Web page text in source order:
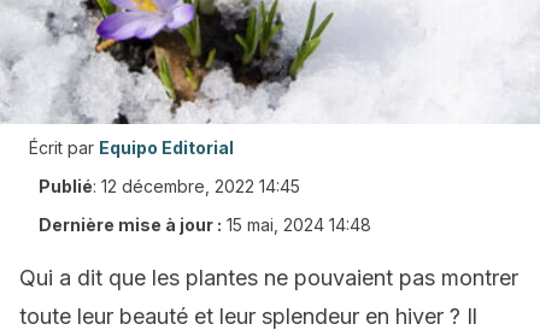
Écrit par Equipo Editorial
Publié: 12 décembre, 2022 14:45
Dernière mise à jour : 15 mai, 2024 14:48
Qui a dit que les plantes ne pouvaient pas montrer
toute leur beauté et leur splendeur en hiver ? Il